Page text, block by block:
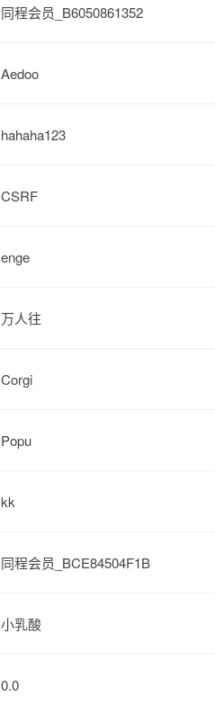
同程会员_B6050861352
Aedoo
hahaha123
CSRF
enge
万人往
Corgi
Popu
kk
同程会员_BCE84504F1B
小乳酸
0.0